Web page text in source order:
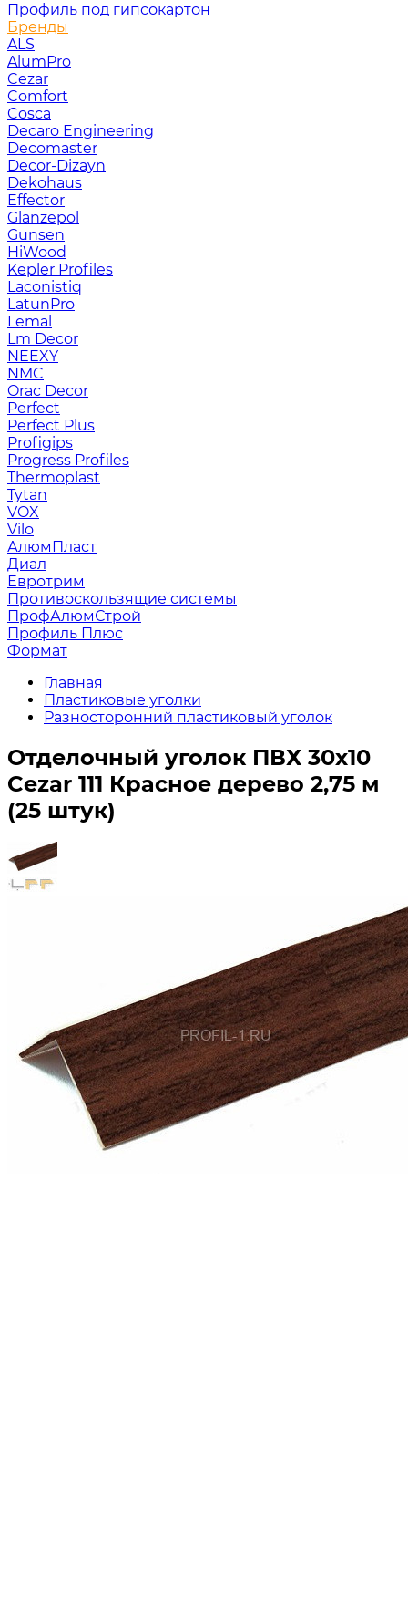
Профиль под гипсокартон
Бренды
ALS
AlumPro
Cezar
Comfort
Cosca
Decaro Engineering
Decomaster
Decor-Dizayn
Dekohaus
Effector
Glanzepol
Gunsen
HiWood
Kepler Profiles
Laconistiq
LatunPro
Lemal
Lm Decor
NEEXY
NMC
Orac Decor
Perfect
Perfect Plus
Profigips
Progress Profiles
Thermoplast
Tytan
VOX
Vilo
АлюмПласт
Диал
Евротрим
Противоскользящие системы
ПрофАлюмСтрой
Профиль Плюс
Формат
Главная
Пластиковые уголки
Разносторонний пластиковый уголок
Отделочный уголок ПВХ 30х10
Cezar 111 Красное дерево 2,75 м
(25 штук)